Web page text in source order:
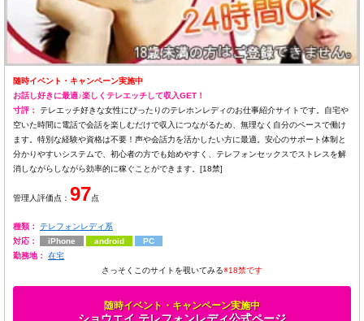
随時イベント・キャンペーン実施中
お話し好きに最適♪楽しくテレエッチして収入GET！
寸評：
テレエッチ好きな女性にぴったりのテレホンレディのお仕事紹介サイトです。自宅や
空いた時間に電話で会話を楽しむだけで収入につながるため、無理なく自分のペースで働け
ます。特別な経験や資格は不要！声や会話力を活かしたい方に最適。安心のサポート体制と
分かりやすいシステムで、初心者の方でも始めやすく、テレフォンセックスでストレスを解
消しながらしながら効率的に稼ぐことができます。[18禁]
管理人評価点： 97点
種類：
テレフォンレディ系
対応：
iPhone android
PC
勤務地：
在宅
さっそくこのサイトを覗いてみる※18禁です
随時イベント・キャンペーン実施中